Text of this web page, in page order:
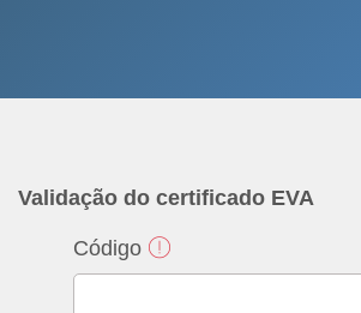
Validação do certificado EVA
Código